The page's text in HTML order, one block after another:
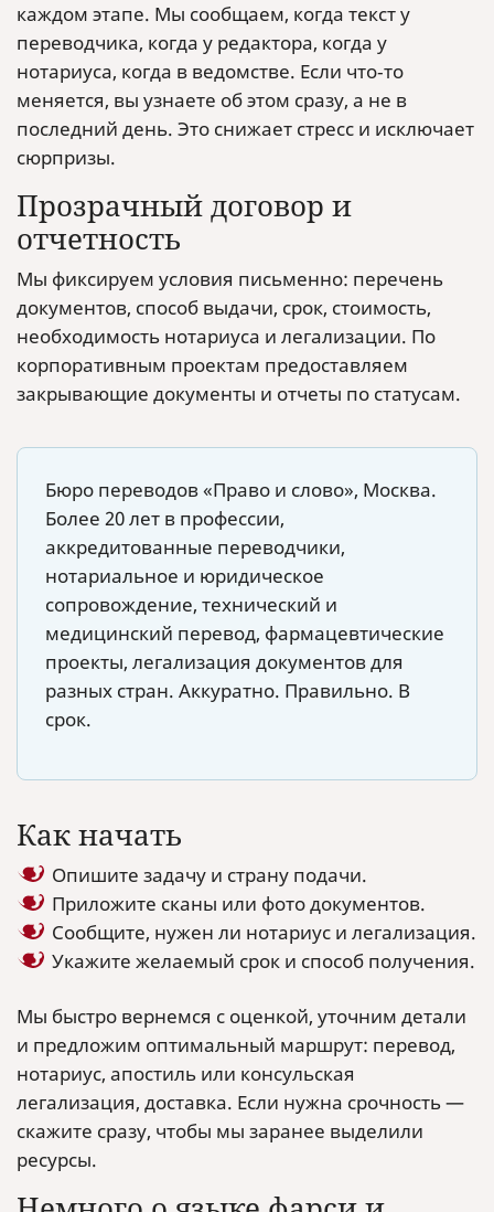
каждом этапе. Мы сообщаем, когда текст у
переводчика, когда у редактора, когда у
нотариуса, когда в ведомстве. Если что‑то
меняется, вы узнаете об этом сразу, а не в
последний день. Это снижает стресс и исключает
сюрпризы.
Прозрачный договор и
отчетность
Мы фиксируем условия письменно: перечень
документов, способ выдачи, срок, стоимость,
необходимость нотариуса и легализации. По
корпоративным проектам предоставляем
закрывающие документы и отчеты по статусам.
Бюро переводов «Право и слово», Москва.
Более 20 лет в профессии,
аккредитованные переводчики,
нотариальное и юридическое
сопровождение, технический и
медицинский перевод, фармацевтические
проекты, легализация документов для
разных стран. Аккуратно. Правильно. В
срок.
Как начать
Опишите задачу и страну подачи.
Приложите сканы или фото документов.
Сообщите, нужен ли нотариус и легализация.
Укажите желаемый срок и способ получения.
Мы быстро вернемся с оценкой, уточним детали
и предложим оптимальный маршрут: перевод,
нотариус, апостиль или консульская
легализация, доставка. Если нужна срочность —
скажите сразу, чтобы мы заранее выделили
ресурсы.